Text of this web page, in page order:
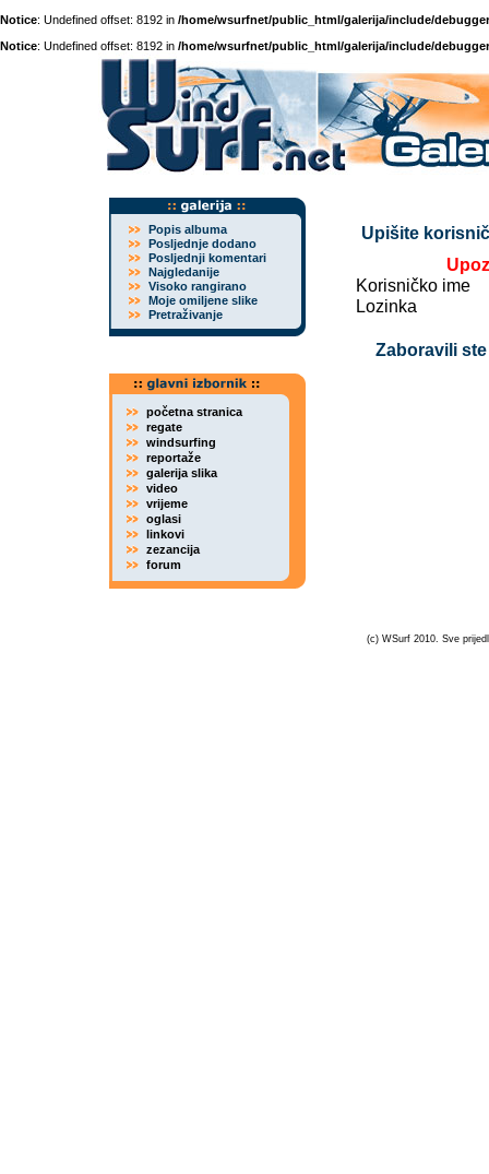
Notice: Undefined offset: 8192 in /home/wsurfnet/public_html/galerija/include/
Notice: Undefined offset: 8192 in /home/wsurfnet/public_html/galerija/include/
Popis albuma
Posljednje dodano
Posljednji komentari
Najgledanije
Visoko rangirano
Moje omiljene slike
Pretraživanje
početna stranica
regate
windsurfing
reportaže
galerija slika
video
vrijeme
oglasi
linkovi
zezancija
forum
Upišite
Korisničko ime
Lozinka
Zaboravili
(c) WSurf 2010. Sve